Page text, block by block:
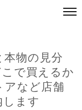
物の見分
で買えるか
アなど店舗
ます